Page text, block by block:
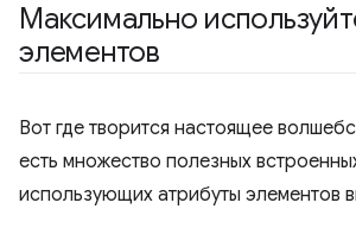
Максимально
элементов
Вот где творится настоящее
есть множество полезных
использующих атрибуты элементов